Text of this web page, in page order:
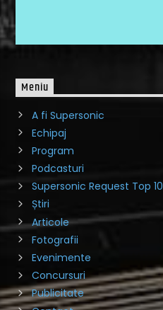
Meniu
A fi Supersonic
Echipaj
Program
Podcasturi
Supersonic Request Top 10
Știri
Articole
Fotografii
Evenimente
Concursuri
Publicitate